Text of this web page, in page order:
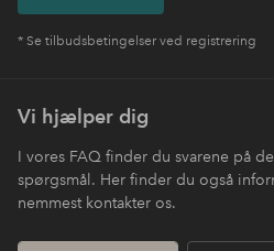
* Se tilbudsbetingelser ved registrering
Vi hjælper dig
I vores FAQ finder du svarene på
spørgsmål. Her finder du også
nemmest kontakter os.